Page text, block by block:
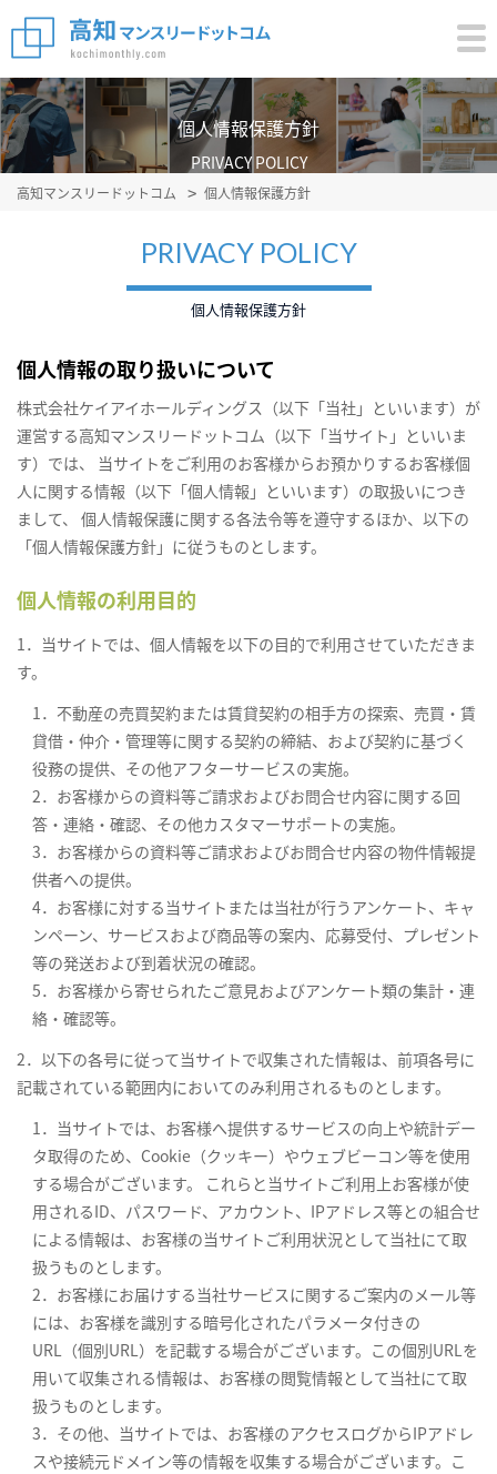
個人情報保護方針
PRIVACY POLICY
高知マンスリードットコム 個人情報保護方針
PRIVACY POLICY
個人情報保護方針
個人情報の取り扱いについて
株式会社ケイアイホールディングス（以下「当社」といいます）が
運営する高知マンスリードットコム（以下「当サイト」といいま
す）では、 当サイトをご利用のお客様からお預かりするお客様個
人に関する情報（以下「個人情報」といいます）の取扱いにつき
まして、 個人情報保護に関する各法令等を遵守するほか、以下の
「個人情報保護方針」に従うものとします。
個人情報の利用目的
1．当サイトでは、個人情報を以下の目的で利用させていただきま
す。
1．不動産の売買契約または賃貸契約の相手方の探索、売買・賃
貸借・仲介・管理等に関する契約の締結、および契約に基づく
役務の提供、その他アフターサービスの実施。
2．お客様からの資料等ご請求およびお問合せ内容に関する回
答・連絡・確認、その他カスタマーサポートの実施。
3．お客様からの資料等ご請求およびお問合せ内容の物件情報提
供者への提供。
4．お客様に対する当サイトまたは当社が行うアンケート、キャ
ンペーン、サービスおよび商品等の案内、応募受付、プレゼント
等の発送および到着状況の確認。
5．お客様から寄せられたご意見およびアンケート類の集計・連
絡・確認等。
2．以下の各号に従って当サイトで収集された情報は、前項各号に
記載されている範囲内においてのみ利用されるものとします。
1．当サイトでは、お客様へ提供するサービスの向上や統計デー
タ取得のため、Cookie（クッキー）やウェブビーコン等を使用
する場合がございます。 これらと当サイトご利用上お客様が使
用されるID、パスワード、アカウント、IPアドレス等との組合せ
による情報は、お客様の当サイトご利用状況として当社にて取
扱うものとします。
2．お客様にお届けする当社サービスに関するご案内のメール等
には、お客様を識別する暗号化されたパラメータ付きの
URL（個別URL）を記載する場合がございます。この個別URLを
用いて収集される情報は、お客様の閲覧情報として当社にて取
扱うものとします。
3．その他、当サイトでは、お客様のアクセスログからIPアドレ
スや接続元ドメイン等の情報を収集する場合がございます。こ